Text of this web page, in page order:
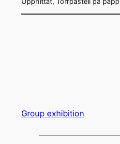
Group exhibition